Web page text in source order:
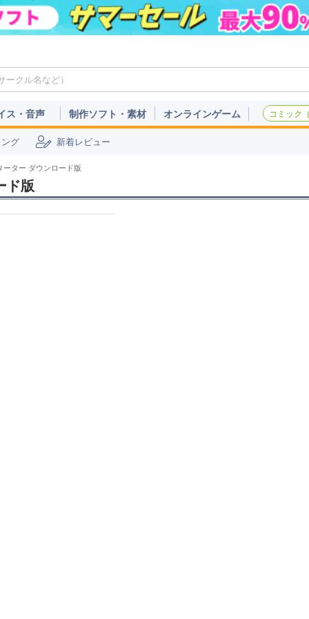
ス・音声 制作ソフト・素材 オンラインゲーム コミック
グ 新着レビュー
ーター ダウンロード版
ド版